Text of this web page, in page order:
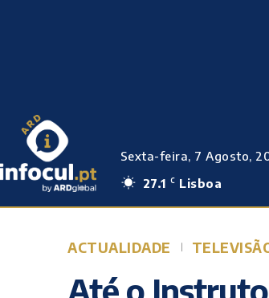
Sexta-feira, 7 Agosto,
27.1 C Lisboa
ACTUALIDADE
Até o